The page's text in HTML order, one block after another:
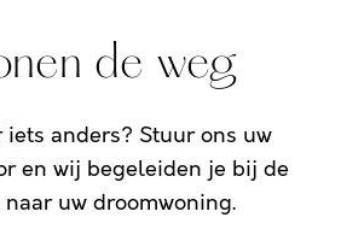
de weg
iets anders? Stuur ons uw
en wij begeleiden je bij de
naar uw droomwoning.